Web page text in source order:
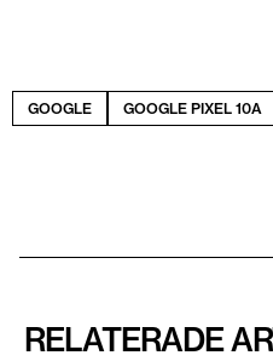
GOOGLE GOOGLE PIXEL 10A
RELATERADE